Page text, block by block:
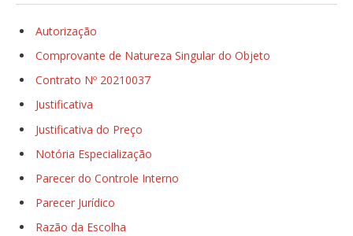
Autorização
Comprovante de Natureza Singular do Objeto
Contrato Nº 20210037
Justificativa
Justificativa do Preço
Notória Especialização
Parecer do Controle Interno
Parecer Jurídico
Razão da Escolha